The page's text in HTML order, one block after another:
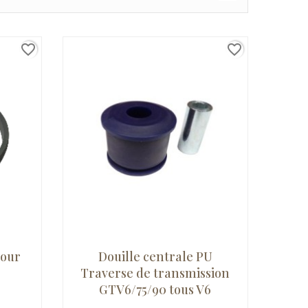
favorite_border
Douille centrale PU
Traverse de transmission
GTV6/75/90 tous V6
favorite_border